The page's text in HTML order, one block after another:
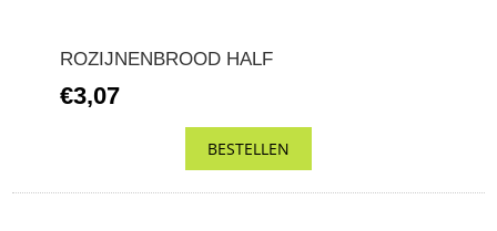
ROZIJNENBROOD HALF
€3,07